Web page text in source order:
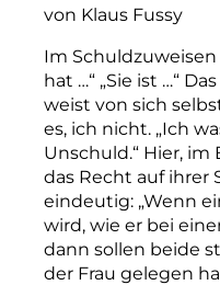
von Klaus Fussy
Im Schuldzuweisen
hat …“ „Sie ist …“
weist von sich
es, ich nicht. „Ich
Unschuld.“ Hier,
das Recht auf ihrer
eindeutig: „Wenn
wird, wie er bei
dann sollen beide
der Frau gelegen